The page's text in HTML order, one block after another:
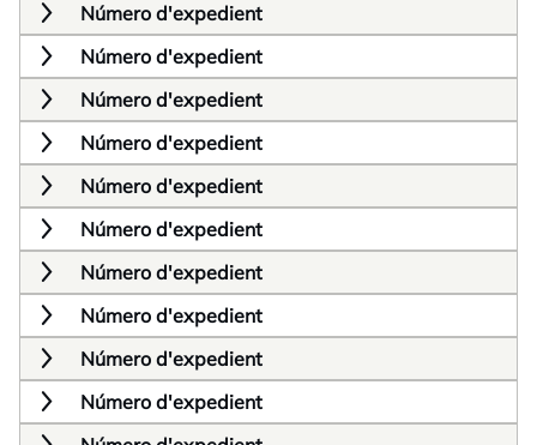
Número d'expedient
Número d'expedient
Número d'expedient
Número d'expedient
Número d'expedient
Número d'expedient
Número d'expedient
Número d'expedient
Número d'expedient
Número d'expedient